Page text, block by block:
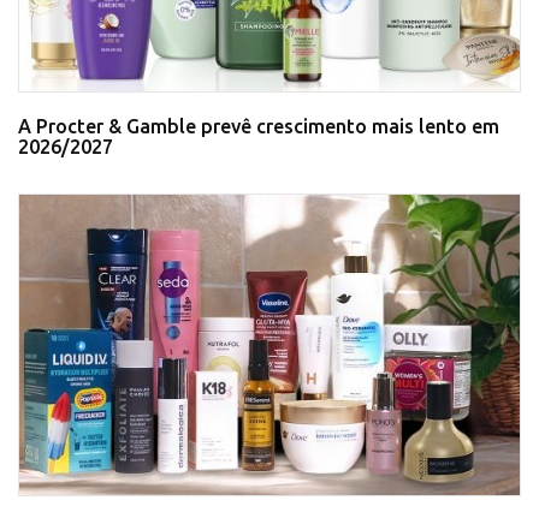
A Procter & Gamble prevê crescimento mais lento em
2026/2027